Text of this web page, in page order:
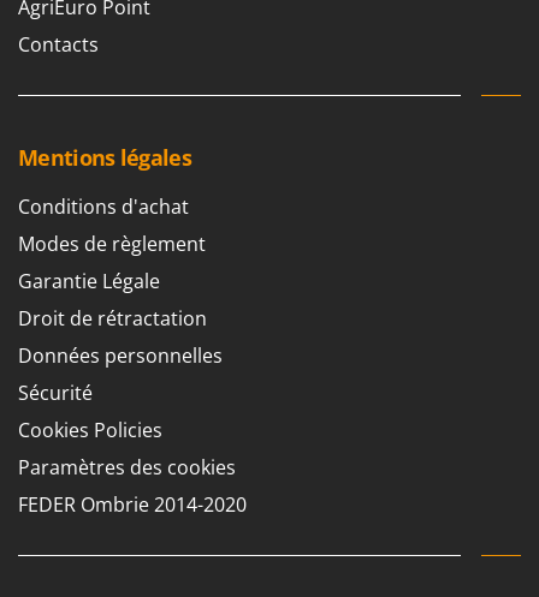
Philips
Prismafood
R
R.G.V.
Rato
Reber
Redback
Resto Italia
Ribimex
Ripartrak
Ritter
Robomow
AgriEuro Point
Contacts
Mentions légales
Conditions d'achat
Modes de règlement
Garantie Légale
Droit de rétractation
Données personnelles
Sécurité
Cookies Policies
Paramètres des cookies
FEDER Ombrie 2014-2020